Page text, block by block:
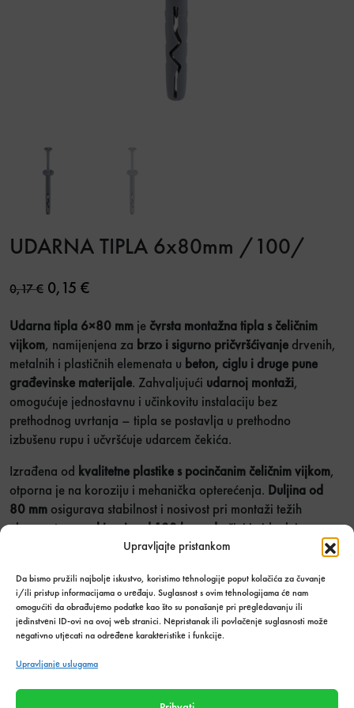
Upravljajte pristankom
Da bismo pružili najbolje iskustvo, koristimo tehnologije poput kolačića za čuvanje
i/ili pristup informacijama o uređaju. Suglasnost s ovim tehnologijama će nam
omogućiti da obrađujemo podatke kao što su ponašanje pri pregledavanju ili
jedinstveni ID-ovi na ovoj web stranici. Nepristanak ili povlačenje suglasnosti može
negativno utjecati na određene karakteristike i funkcije.
Upravljanje uslugama
UDARNA TIPLA 6x80mm /100/
0,17€ Original price was: 0,17 €.
0,15 €Current price is: 0,15 €.
Udarna tipla 6×80 mm je čvrsta montažna tipla s čeličnim
vijkom, namijenjena za brzo i sigurno pričvršćivanje drvenih,
metalnih i plastičnih elemenata u beton, ciglu i druge pune
građevinske materijale. Zahvaljujući udarnoj montaži,
omogućuje jednostavnu i učinkovitu instalaciju bez
prethodnog uvrtanja – tipla se postavlja u prethodno
izbušenu rupu i učvršćuje udarcem čekića.
Izrađena od kvalitetne plastike s pocinčanim čeličnim vijkom,
otporna je na koroziju i mehanička opterećenja. Duljina od
80 mm osigurava stabilnost i nosivost pri montaži težih
elemenata, apakiranje od 100 komadačini je idealnim
izborom za profesionalne i veće radove.
Količina u
paketima:
UDARNA TIPLA 6x80mm /100/ količina
UBACI U
KOŠARICU
Stanje:Na zalihi